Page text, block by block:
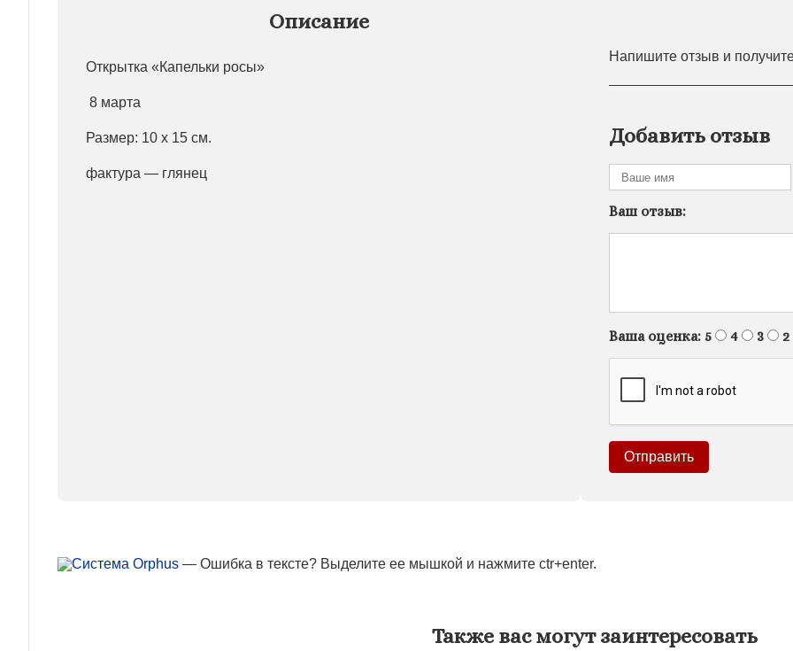
Описание
Открытка «Капельки росы»
8 марта
Размер: 10 х 15 см.
фактура — глянец
Напишите отзыв и
Добавить отзыв
Ваш отзыв:
Ваша оценка: 5 4 3 2
— Ошибка в тексте? Выделите ее мышкой и нажмите ctr+enter.
Также вас могут заинтересовать